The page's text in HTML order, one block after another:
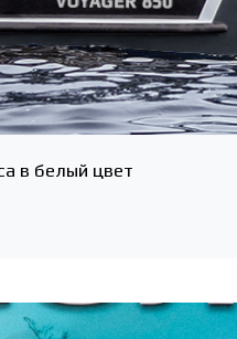
в белый цвет